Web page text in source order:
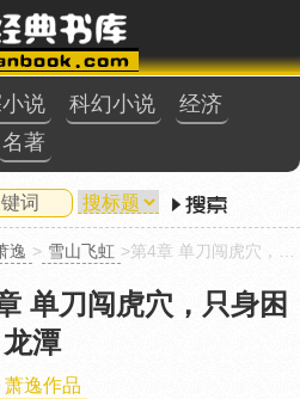
说 科幻小说
经济
名著
逸 > 雪山飞虹 >第4章 单刀闯虎穴，只身困龙潭
单刀闯虎穴，只身困
龙潭
萧逸作品